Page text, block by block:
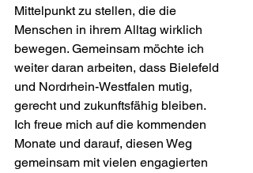
Mittelpunkt zu stellen, die die
Menschen in ihrem Alltag wirklich
bewegen. Gemeinsam möchte ich
weiter daran arbeiten, dass Bielefeld
und Nordrhein-Westfalen mutig,
gerecht und zukunftsfähig bleiben.
Ich freue mich auf die kommenden
Monate und darauf, diesen Weg
gemeinsam mit vielen engagierten